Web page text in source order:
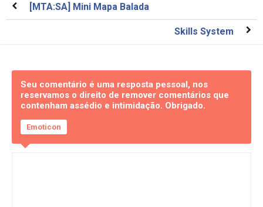
[MTA:SA] Mini Mapa Balada
Skills System
Seu comentário é uma resposta pessoal, nos
reservamos o direito de remover comentários que
contenham assédio e intimidação. Obrigado.
Emoticon